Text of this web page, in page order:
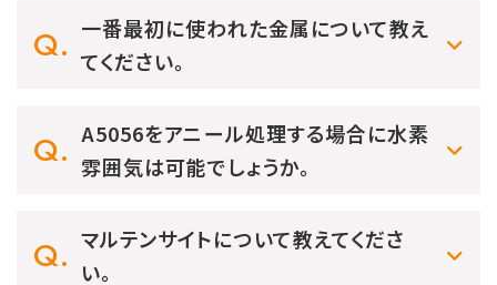
一番最初に使われた金属について教え
てください。
A5056をアニール処理する場合に水素
雰囲気は可能でしょうか。
マルテンサイトについて教えてくださ
い。